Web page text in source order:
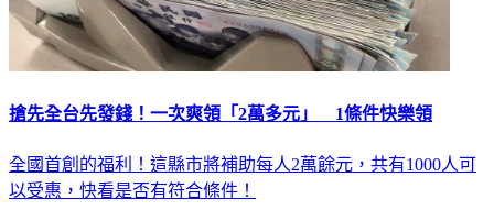
搶先全台先發錢！一次爽領「2萬多元」 1條件快樂領
全國首創的福利！這縣市將補助每人2萬餘元，共有1000人可
以受惠，快看是否有符合條件！